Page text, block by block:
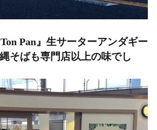
Pan』生サーターアンダギー
そばも専門店以上の味でし